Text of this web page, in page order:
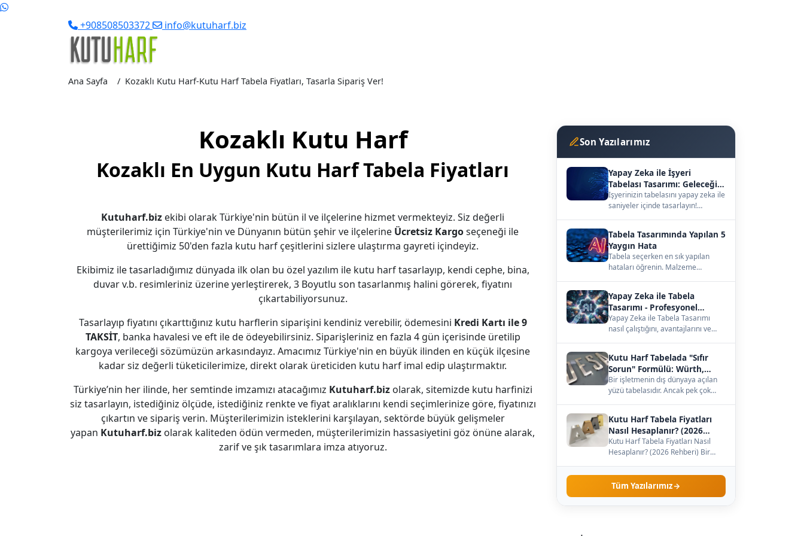
+908508503372 info@kutuharf.biz
Ana Sayfa Kozaklı Kutu Harf-Kutu Harf Tabela Fiyatları, Tasarla Sipariş Ver!
Kozaklı Kutu Harf
Kozaklı En Uygun Kutu Harf Tabela Fiyatları
Kutuharf.biz ekibi olarak Türkiye'nin bütün il ve ilçelerine hizmet vermekteyiz. Siz değerli
müşterilerimiz için Türkiye'nin ve Dünyanın bütün şehir ve ilçelerine Ücretsiz Kargoseçeneği ile
ürettiğimiz 50'den fazla kutu harf çeşitlerini sizlere ulaştırma gayreti içindeyiz.
Ekibimiz ile tasarladığımız dünyada ilk olan bu özel yazılım ile kutu harf tasarlayıp, kendi cephe, bina,
duvar v.b. resimleriniz üzerine yerleştirerek, 3 Boyutlu son tasarlanmış halini görerek, fiyatını
çıkartabiliyorsunuz.
Tasarlayıp fiyatını çıkarttığınız kutu harflerin siparişini kendiniz verebilir, ödemesini Kredi Kartı ile 9
TAKSİT, banka havalesi ve eft ile de ödeyebilirsiniz. Siparişleriniz en fazla 4 gün içerisinde üretilip
kargoya verileceği sözümüzün arkasındayız. Amacımız Türkiye'nin en büyük ilinden en küçük ilçesine
kadar siz değerli tüketicilerimize, direkt olarak üreticiden kutu harf imal edip ulaştırmaktır.
Türkiye’nin her ilinde, her semtinde imzamızı atacağımız Kutuharf.bizolarak, sitemizde kutu harfinizi
siz tasarlayın, istediğiniz ölçüde, istediğiniz renkte ve fiyat aralıklarını kendi seçimlerinize göre, fiyatınızı
çıkartın ve sipariş verin. Müşterilerimizin isteklerini karşılayan, sektörde büyük gelişmeler
yapan Kutuharf.biz olarak kaliteden ödün vermeden, müşterilerimizin hassasiyetini göz önüne alarak,
zarif ve şık tasarımlara imza atıyoruz.
Son Yazılarımız
Yapay Zeka ile İşyeri
Tabelası Tasarımı: Geleceğin
Vitrini
İşyerinizin tabelasını yapay zeka ile
saniyeler içinde tasarlayın!
Tabela Tasarımında Yapılan 5
Yaygın Hata
Tabela seçerken en sık yapılan
hataları öğrenin. Malzeme
Yapay Zeka ile Tabela
Tasarımı - Profesyonel
Kılavuz
Yapay Zeka ile Tabela Tasarımı
nasıl çalıştığını, avantajlarını ve
Kutu Harf Tabelada "Sıfır
Sorun" Formülü: Würth,
Meanwell ve Samsung İş
Birliği
Bir işletmenin dış dünyaya açılan
yüzü tabelasıdır. Ancak pek çok
Kutu Harf Tabela Fiyatları
Nasıl Hesaplanır? (2026
Rehberi)
Kutu Harf Tabela Fiyatları Nasıl
Hesaplanır? (2026 Rehberi) Bir
yaptırmaya karar…
Tüm Yazılarımız